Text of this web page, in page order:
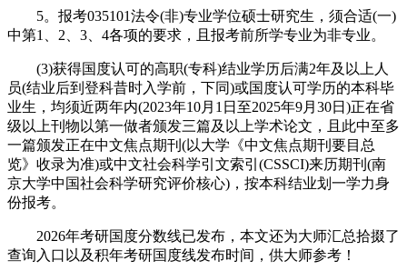
5。报考035101法令(非)专业学位硕士研究生，须合适(一)
中第1、2、3、4各项的要求，且报考前所学专业为非专业。
(3)获得国度认可的高职(专科)结业学历后满2年及以上人
员(结业后到登科昔时入学前，下同)或国度认可学历的本科毕
业生，均须近两年内(2023年10月1日至2025年9月30日)正在省
级以上刊物以第一做者颁发三篇及以上学术论文，且此中至多
一篇颁发正在中文焦点期刊(以大学《中文焦点期刊要目总
览》收录为准)或中文社会科学引文索引(CSSCI)来历期刊(南
京大学中国社会科学研究评价核心)，按本科结业划一学力身
份报考。
2026年考研国度分数线已发布，本文还为大师汇总拾掇了
查询入口以及积年考研国度线发布时间，供大师参考！